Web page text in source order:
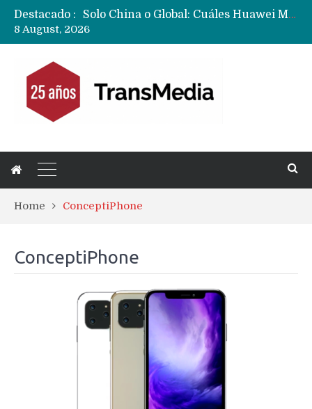
Destacado :
Solo China o Global: Cuáles Huawei MateBook, MatePad y Nova llegarán a Europa y LATAM?
Fabricantes suben precios de teléfonos y ganan más dinero en un mercado donde Xiaomi alerta por no mejorar ventas
8 August, 2026
Home ConceptiPhone
ConceptiPhone